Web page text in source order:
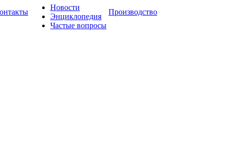
Новости
Энциклопедия
Частые вопросы
Производство